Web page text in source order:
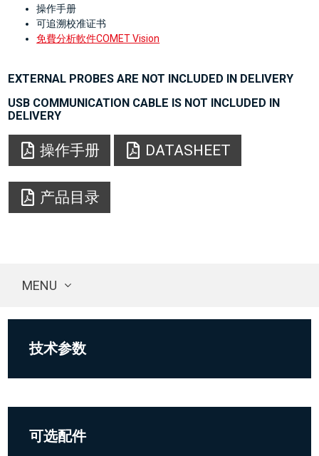
操作手册
可追溯校准证书
免費分析軟件COMET Vision
EXTERNAL PROBES ARE NOT INCLUDED IN DELIVERY
USB COMMUNICATION CABLE IS NOT INCLUDED IN
DELIVERY
操作手册 DATASHEET
产品目录
MENU
技术参数
可选配件